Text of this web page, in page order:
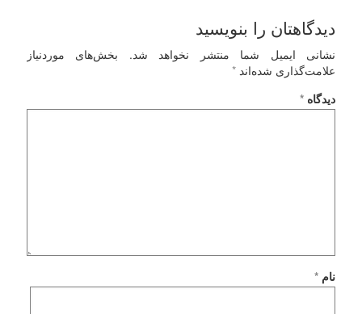
دیدگاهتان را بنویسید
نشانی ایمیل شما منتشر نخواهد شد.
بخش‌های موردنیاز
علامت‌گذاری شده‌اند *
دیدگاه *
نام *